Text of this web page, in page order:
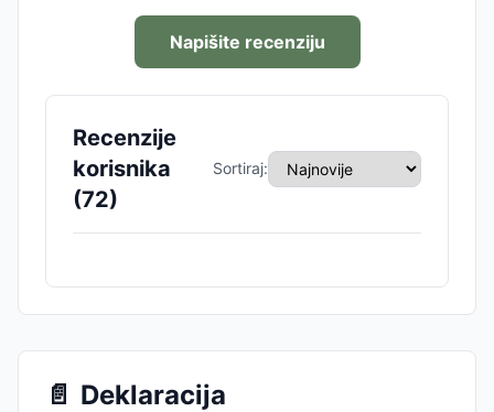
Napišite recenziju
Recenzije
korisnika
(72)
Sortiraj:
📄 Deklaracija